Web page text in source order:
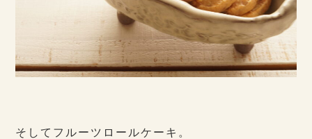
そしてフルーツロールケーキ。